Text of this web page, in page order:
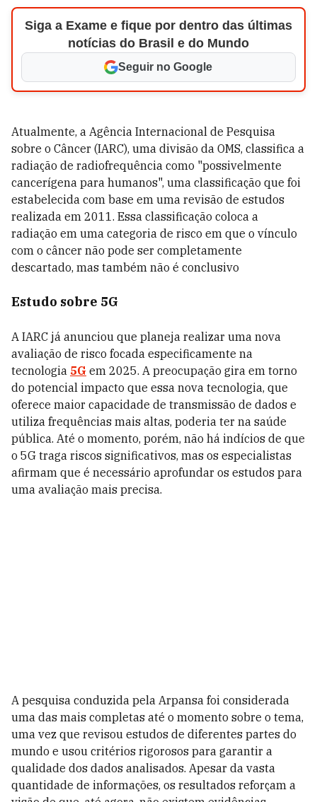
Siga a Exame e fique por dentro das últimas
notícias do Brasil e do Mundo
Seguir no Google
Atualmente, a Agência Internacional de Pesquisa
sobre o Câncer (IARC), uma divisão da OMS, classifica a
radiação de radiofrequência como "possivelmente
cancerígena para humanos", uma classificação que foi
estabelecida com base em uma revisão de estudos
realizada em 2011. Essa classificação coloca a
radiação em uma categoria de risco em que o vínculo
com o câncer não pode ser completamente
descartado, mas também não é conclusivo
Estudo sobre 5G
A IARC já anunciou que planeja realizar uma nova
avaliação de risco focada especificamente na
tecnologia 5G em 2025. A preocupação gira em torno
do potencial impacto que essa nova tecnologia, que
oferece maior capacidade de transmissão de dados e
utiliza frequências mais altas, poderia ter na saúde
pública. Até o momento, porém, não há indícios de que
o 5G traga riscos significativos, mas os especialistas
afirmam que é necessário aprofundar os estudos para
uma avaliação mais precisa.
A pesquisa conduzida pela Arpansa foi considerada
uma das mais completas até o momento sobre o tema,
uma vez que revisou estudos de diferentes partes do
mundo e usou critérios rigorosos para garantir a
qualidade dos dados analisados. Apesar da vasta
quantidade de informações, os resultados reforçam a